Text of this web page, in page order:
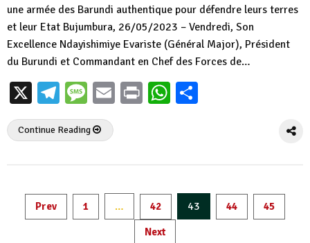
une armée des Barundi authentique pour défendre leurs terres
et leur Etat Bujumbura, 26/05/2023 – Vendredi, Son
Excellence Ndayishimiye Evariste (Général Major), Président
du Burundi et Commandant en Chef des Forces de…
X Telegram
Message
EmailPrintWhatsApp
Continue Reading
Pagination
Prev 1 … 42 43 44 45
Next